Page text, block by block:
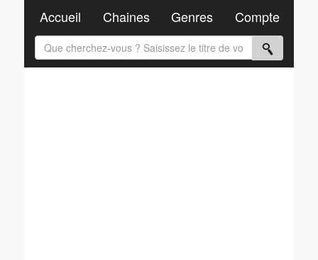
Accueil Chaines Genres Compte